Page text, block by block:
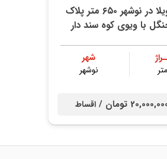
خرید ویلا در نوشهر ۶۵۰ متر پلاک
با ویوی کوه سند دار
شهر
نوشهر
تومان / اقساط